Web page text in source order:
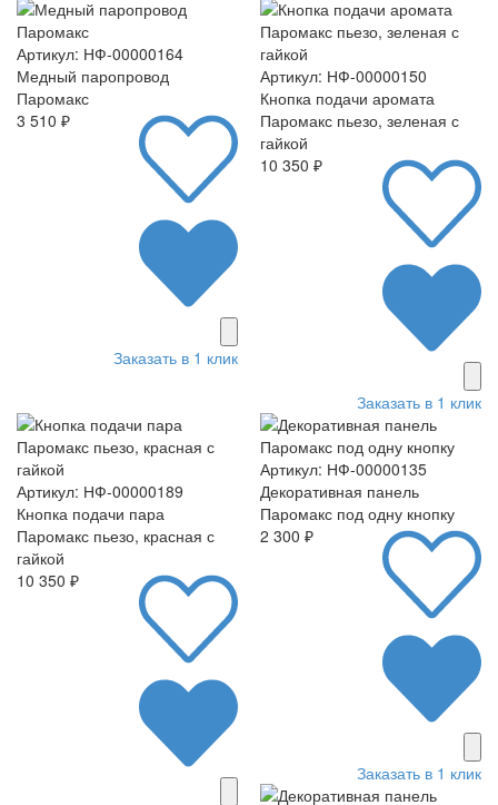
Артикул: НФ-00000164
Медный паропровод
Паромакс
3 510 ₽
Заказать в 1 клик
Артикул: НФ-00000150
Кнопка подачи аромата
Паромакс пьезо, зеленая с
гайкой
10 350 ₽
Заказать в 1 клик
Артикул: НФ-00000189
Кнопка подачи пара
Паромакс пьезо, красная с
гайкой
10 350 ₽
Артикул: НФ-00000135
Декоративная панель
Паромакс под одну кнопку
2 300 ₽
Заказать в 1 клик